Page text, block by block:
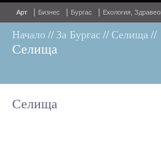
Арт | Бизнес | Бургас | Екология,
Начало // За Бургас // Селища //
Селища
Селища